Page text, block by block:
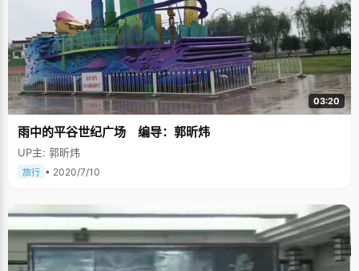
03:20
雨中的平谷世纪广场 编导：郭昕炜
UP主: 郭昕炜
旅行 • 2020/7/10